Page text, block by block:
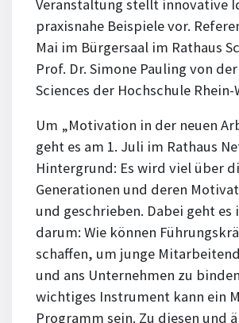
Veranstaltung stellt innovative
praxisnahe Beispiele vor.
Mai im Bürgersaal im Rathaus
Prof. Dr. Simone Pauling von
Sciences der Hochschule Rhein-
Um „Motivation in der neuen
geht es am 1. Juli im Rathaus
Hintergrund: Es wird viel über
Generationen und deren
und geschrieben. Dabei geht es
darum: Wie können
schaffen, um junge
und ans Unternehmen zu
wichtiges Instrument kann ein
Programm sein. Zu diesen und